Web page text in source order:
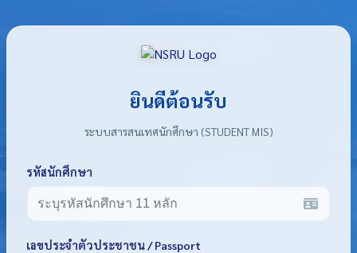
ยินดีต้อนรับ
ระบบสารสนเทศนักศึกษา (STUDENT MIS)
รหัสนักศึกษา
เลขประจำตัวประชาชน / Passport